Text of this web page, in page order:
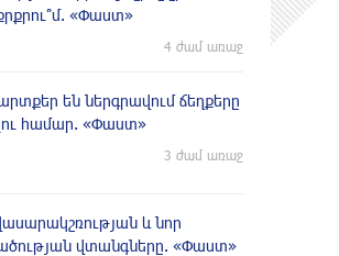
«Փաստ»
4 ժամ առաջ
են ներգրավում ճեղքերը
համար. «Փաստ»
3 ժամ առաջ
և նոր
վտանգները. «Փաստ»